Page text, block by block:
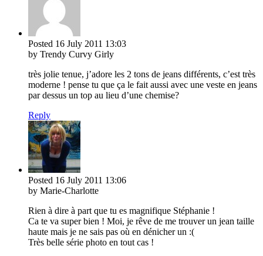
Posted 16 July 2011 13:03
by Trendy Curvy Girly
très jolie tenue, j’adore les 2 tons de jeans différents, c’est très
moderne ! pense tu que ça le fait aussi avec une veste en jeans
par dessus un top au lieu d’une chemise?
Reply
Posted 16 July 2011 13:06
by Marie-Charlotte
Rien à dire à part que tu es magnifique Stéphanie !
Ca te va super bien ! Moi, je rêve de me trouver un jean taille
haute mais je ne sais pas où en dénicher un :(
Très belle série photo en tout cas !